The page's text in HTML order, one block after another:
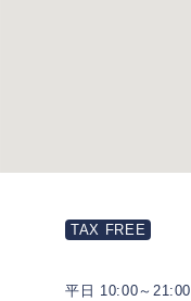
TAX FREE
平日 10:00～21:00